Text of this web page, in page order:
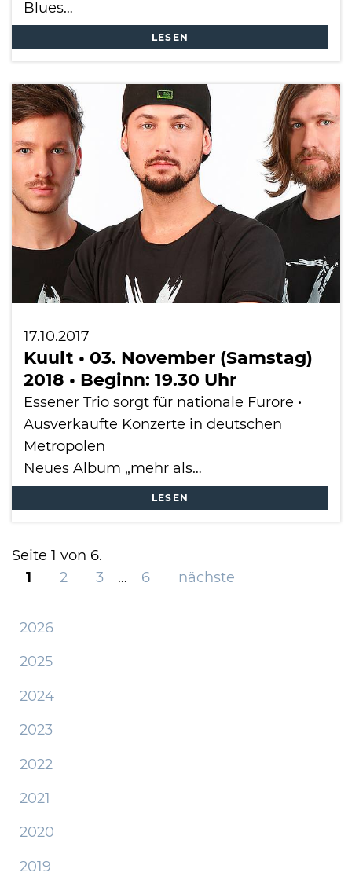
Blues…
LESEN
17.10.2017
Kuult • 03. November (Samstag)
2018 • Beginn: 19.30 Uhr
Essener Trio sorgt für nationale Furore •
Ausverkaufte Konzerte in deutschen
Metropolen
Neues Album „mehr als…
LESEN
Seite 1 von 6.
1
2 3 … 6 nächste
2026
2025
2024
2023
2022
2021
2020
2019